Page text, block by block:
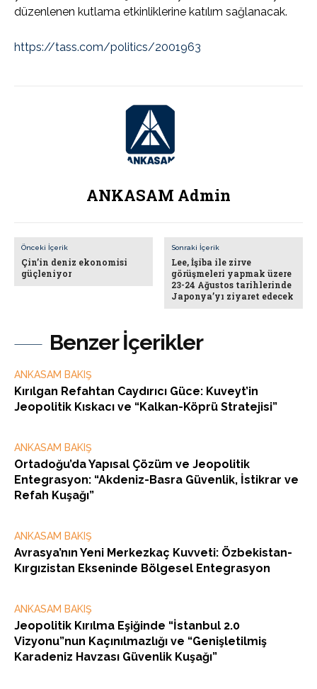
Benzer İçerikler
ANKASAM BAKIŞ
Kırılgan Refahtan Caydırıcı Güce: Kuveyt’in
Jeopolitik Kıskacı ve “Kalkan-Köprü Stratejisi”
ANKASAM BAKIŞ
Ortadoğu’da Yapısal Çözüm ve Jeopolitik
Entegrasyon: “Akdeniz-Basra Güvenlik, İstikrar ve
Refah Kuşağı”
ANKASAM BAKIŞ
Avrasya’nın Yeni Merkezkaç Kuvveti: Özbekistan-
Kırgızistan Ekseninde Bölgesel Entegrasyon
ANKASAM BAKIŞ
Jeopolitik Kırılma Eşiğinde “İstanbul 2.0
Vizyonu”nun Kaçınılmazlığı ve “Genişletilmiş
Karadeniz Havzası Güvenlik Kuşağı”
düzenlenen kutlama etkinliklerine katılım sağlanacak.
https://tass.com/politics/2001963
ANKASAM Admin
Önceki İçerik
Çin’in deniz ekonomisi
güçleniyor
Sonraki İçerik
Lee, İşiba ile zirve
görüşmeleri yapmak üzere
23-24 Ağustos tarihlerinde
Japonya’yı ziyaret edecek